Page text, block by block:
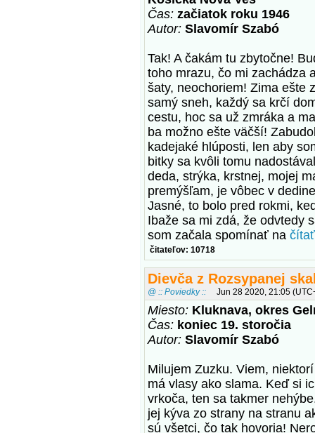
Čas: začiatok roku 1946
Autor: Slavomír Szabó
Tak! A čakám tu zbytočne!
toho mrazu, čo mi zachádza
šaty, neochoriem! Zima ešte
samý sneh, každý sa krčí
cestu, hoc sa už zmráka a
ba možno ešte väčší!
kadejaké hlúposti, len aby
bitky sa kvôli tomu
deda, strýka, krstnej, mojej
premýšľam, je vôbec v
Jasné, to bolo pred rokmi,
Ibaže sa mi zdá, že odvtedy
som začala spomínať na
čitateľov: 10718
Dievča z Rozsypanej
@ :: Poviedky :: Jun 28 2020, 21:05
Miesto: Kluknava, okres
Čas: koniec 19. storočia
Autor: Slavomír Szabó
Milujem Zuzku. Viem,
má vlasy ako slama. Keď si
vrkoča, ten sa takmer
jej kýva zo strany na stranu
sú všetci, čo tak hovoria!